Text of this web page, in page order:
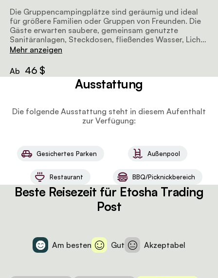
Die Gruppencampingplätze sind geräumig und ideal
für größere Familien oder Gruppen von Freunden. Die
Gäste erwarten saubere, gemeinsam genutzte
Sanitäranlagen, Steckdosen, fließendes Wasser, Licht
und eine Grillecke.
Mehr anzeigen
Ab 46 $
Ausstattung
Die folgende Ausstattung steht in diesem Aufenthalt
zur Verfügung:
Gesichertes Parken Außenpool
Restaurant BBQ/Picknickbereich
Beste Reisezeit für Etosha Trading
Post
Am besten Gut Akzeptabel